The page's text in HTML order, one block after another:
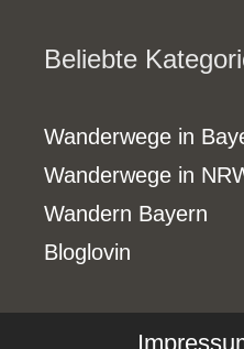
Beliebte
Wanderwege in
Wanderwege in
Wandern Bayern
Bloglovin